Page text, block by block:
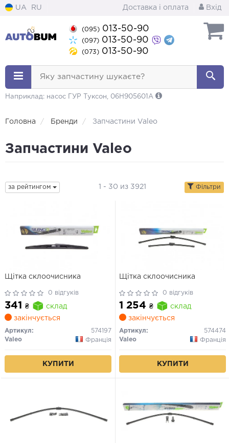
UA RU Доставка і оплата Вхід
(095) 013-50-90
(097) 013-50-90
(073) 013-50-90
Яку запчастину шукаєте?
Наприклад: насос ГУР Туксон, 06H905601A
Головна Бренди Запчастини Valeo
Запчастини Valeo
за рейтингом 1 - 30 из 3921 Фільтри
Щітка склоочисника
0 відгуків
341 ₴
склад
закінчується
Артикул:
574197
Valeo
Франція
КУПИТИ
Щітка склоочисника
0 відгуків
1 254 ₴
склад
закінчується
Артикул:
574474
Valeo
Франція
КУПИТИ